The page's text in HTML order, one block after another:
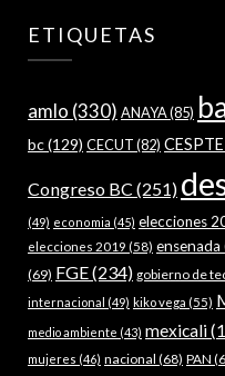
ETIQUETAS
amlo (330) ANAYA(85)
bc(129) CECUT(82) CESPTE
Congreso BC (251)
(49) economia (45) elecciones
elecciones 2019 (58) ensenada
(69) FGE(234) gobierno de
internacional (49) kiko vega (55)
medio ambiente (43) mexicali
mujeres (46) nacional (68) PAN